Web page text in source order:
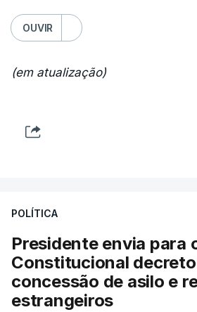
OUVIR
(em atualização)
POLÍTICA
Presidente envia para
Constitucional
concessão de asilo e
estrangeiros